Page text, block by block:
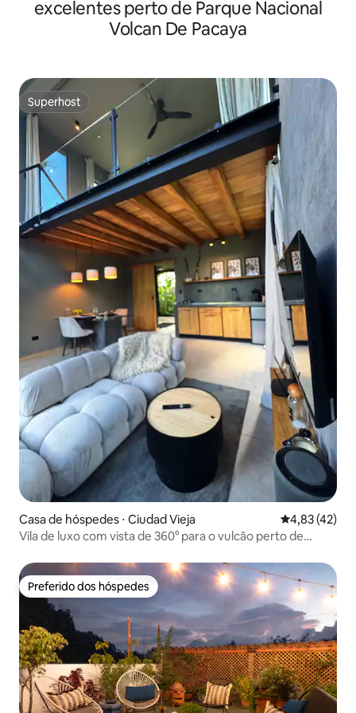
excelentes perto de Parque Nacional
Volcan De Pacaya
Superhost
Superhost
Casa de hóspedes ⋅ Ciudad Vieja 4,83 de uma
4,83 (42)
Vila de luxo com vista de 360° para o vulcão perto de
Preferido dos hóspedes
Preferido dos hóspedes